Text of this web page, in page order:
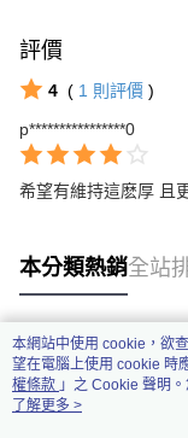
評價
4 ( 1 則評價 )
p****************0
希望有維持這麽厚 且
本分類熱銷全站
熱門標籤
本網站中使用 cookie，欲
望在電腦上使用 cookie 時
權條款 」之 Cookie 聲明
用條款之 Cookie 聲明使用
了解更多 >